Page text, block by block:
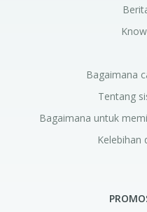
Bagaimana
Tentang
Bagaimana untuk
Kelebihan